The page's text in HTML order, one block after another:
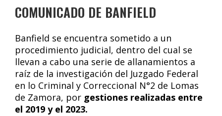
COMUNICADO DE BANFIELD
Banfield se encuentra sometido a un
procedimiento judicial, dentro del cual se
llevan a cabo una serie de allanamientos a
raíz de la investigación del Juzgado Federal
en lo Criminal y Correccional N°2 de Lomas
de Zamora, por gestiones realizadas entre
el 2019 y el 2023.